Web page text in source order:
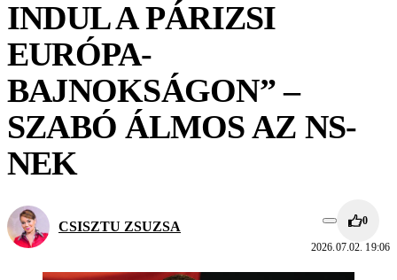
INDUL A PÁRIZSI
EURÓPA-
BAJNOKSÁGON” –
SZABÓ ÁLMOS AZ NS-
NEK
CSISZTU ZSUZSA 0
2026.07.02. 19:06